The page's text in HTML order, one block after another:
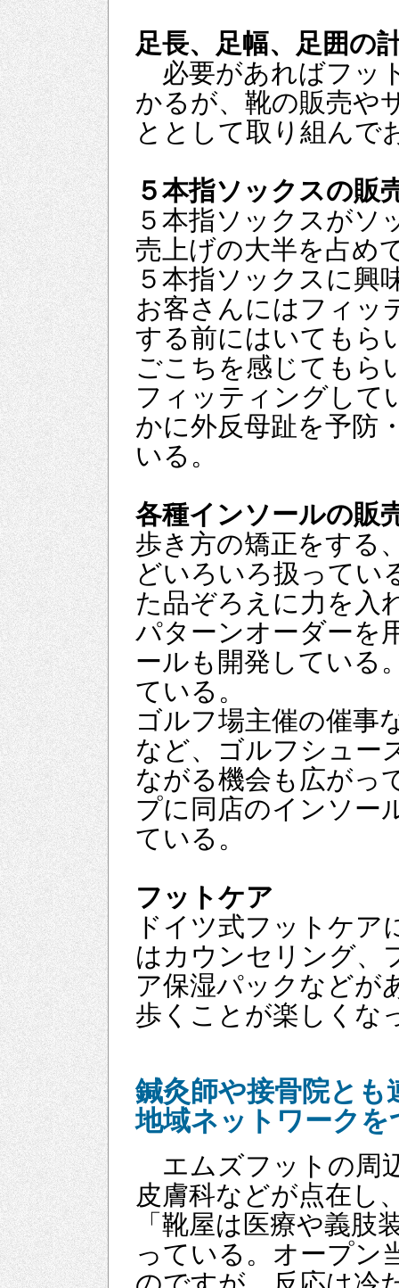
足長、足幅、足囲の
必要があればフッ
かるが、靴の販売や
ととして取り組んで
５本指ソックスの販
５本指ソックスがソ
売上げの大半を占め
５本指ソックスに興
お客さんにはフィッ
する前にはいてもら
ごこちを感じてもら
フィッティングして
かに外反母趾を予防
いる。
各種インソールの販
歩き方の矯正をする
どいろいろ扱ってい
た品ぞろえに力を入
パターンオーダーを
ールも開発している
ている。
ゴルフ場主催の催事
など、ゴルフシュー
ながる機会も広がっ
プに同店のインソー
ている。
フットケア
ドイツ式フットケア
はカウンセリング、
ア保湿パックなどが
歩くことが楽しくな
鍼灸師や接骨院とも
地域ネットワークを
エムズフットの周
皮膚科などが点在し
「靴屋は医療や義肢
っている。オープン